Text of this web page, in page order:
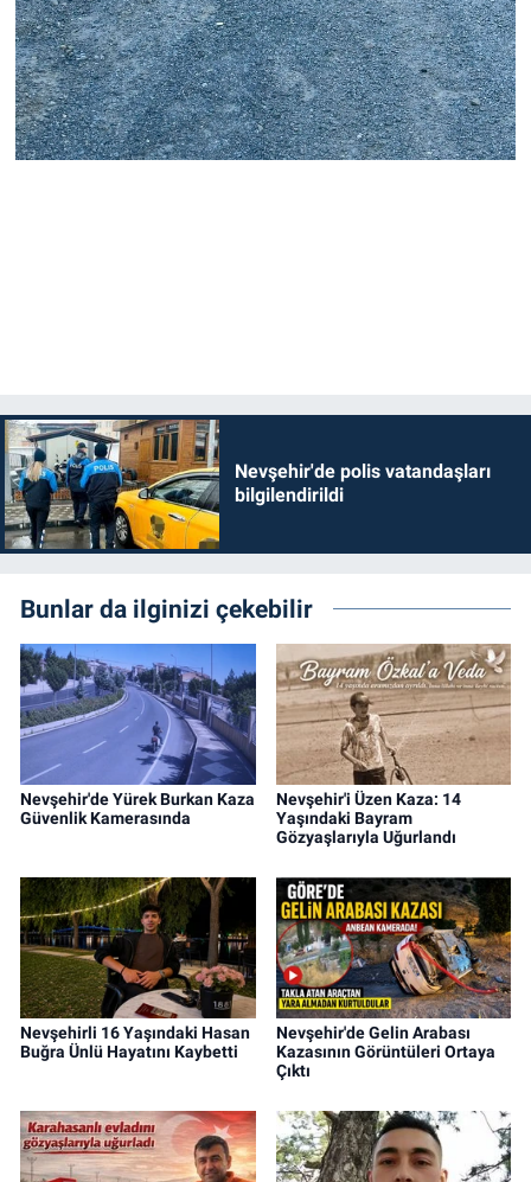
Nevşehir'de polis vatandaşları
bilgilendirildi
Bunlar da ilginizi çekebilir
Nevşehir'de Yürek Burkan Kaza
Güvenlik Kamerasında
Nevşehir'i Üzen Kaza: 14
Yaşındaki Bayram
Gözyaşlarıyla Uğurlandı
Nevşehirli 16 Yaşındaki Hasan
Buğra Ünlü Hayatını Kaybetti
Nevşehir'de Gelin Arabası
Kazasının Görüntüleri Ortaya
Çıktı